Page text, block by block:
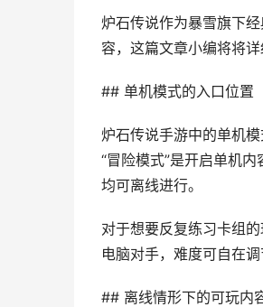
炉石传说作为暴雪旗下
容，这篇文章小编将将
## 单机模式的入口位置
炉石传说手游中的单机
“冒险模式”是开启单机
均可离线进行。
对于想要反复练习卡组
电脑对手，难度可自在
## 离线情形下的可玩内